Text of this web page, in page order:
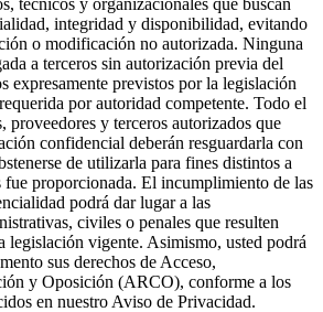
integridad y disponibilidad, evitando
o modificación no autorizada. Ninguna
a terceros sin autorización previa del
expresamente previstos por la legislación
por autoridad competente. Todo el
proveedores y terceros autorizados que
confidencial deberán resguardarla con
de utilizarla para fines distintos a
fue proporcionada. El incumplimiento de las
podrá dar lugar a las
civiles o penales que resulten
legislación vigente. Asimismo, usted podrá
sus derechos de Acceso,
y Oposición (ARCO), conforme a los
en nuestro Aviso de Privacidad.